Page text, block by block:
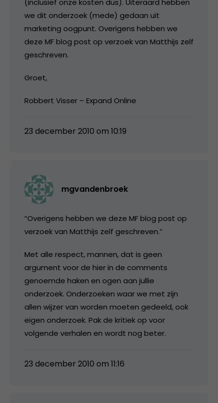
(inclusief onze kosten dus). Uiteraard hebben
we dit onderzoek (mede) gedaan uit
marketing oogpunt. Overigens hebben we
deze MF blog post op verzoek van Matthijs zelf
geschreven.
Groet,
Robbert Visser – Expand Online
23 december 2010 om 10:19
mgvandenbroek
“Overigens hebben we deze MF blog post op
verzoek van Matthijs zelf geschreven.”
Met alle respect, mannen, dat is geen
argument voor de hier in de comments
genoemde haken en ogen aan jullie
onderzoek. Onderzoeken waar we met zijn
allen wijzer van worden moeten gedeeld, ook
eigen onderzoek. Pak de kritiek op voor
volgende verhalen en wordt nog beter.
23 december 2010 om 11:16